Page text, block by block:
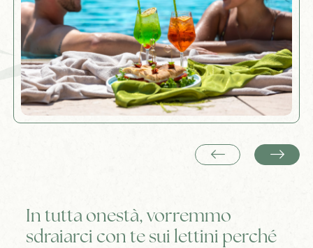
In tutta onestà, vorremmo
sdraiarci con te sui lettini perché